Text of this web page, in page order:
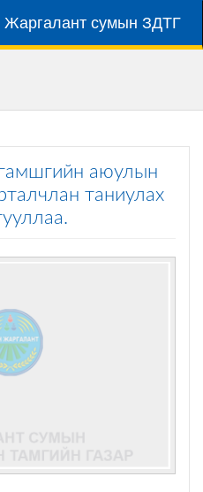
Жаргалант сумын ЗДТГ
аюулын
таниулах